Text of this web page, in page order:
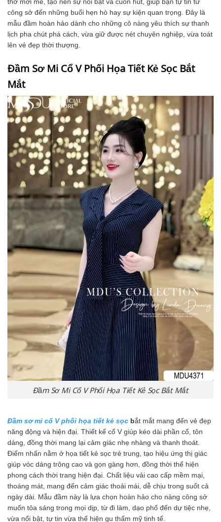
công sở đến những buổi hẹn hò hay sự kiện quan trọng. Đây là
mẫu đầm hoàn hảo dành cho những cô nàng yêu thích sự thanh
lịch pha chút phá cách, vừa giữ được nét chuyên nghiệp, vừa toát
lên vẻ đẹp thời thượng.
Đầm Sơ Mi Cổ V Phối Họa Tiết Kẻ Sọc Bắt
Mắt
Đầm Sơ Mi Cổ V Phối Họa Tiết Kẻ Sọc Bắt Mắt
Đầm sơ mi cổ V phối họa tiết kẻ sọc bắt mắt mang đến vẻ đẹp
năng động và hiện đại. Thiết kế cổ V giúp kéo dài phần cổ, tôn
dáng, đồng thời mang lại cảm giác nhẹ nhàng và thanh thoát.
Điểm nhấn nằm ở họa tiết kẻ sọc trẻ trung, tạo hiệu ứng thị giác
giúp vóc dáng trông cao và gọn gàng hơn, đồng thời thể hiện
phong cách thời trang hiện đại. Chất liệu vải cao cấp mềm mại,
thoáng mát, mang đến cảm giác thoải mái, dễ chịu trong suốt cả
ngày dài. Mẫu đầm này là lựa chọn hoàn hảo cho nàng công sở
muốn tỏa sáng trong mọi dịp, từ đi làm, dạo phố đến dự tiệc nhẹ,
vừa nổi bật, tự tin vừa thể hiện gu thẩm mỹ tinh tế.